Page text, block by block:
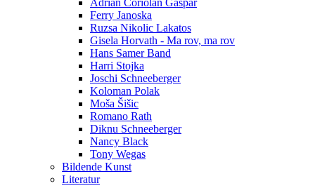
Adrian Coriolan Gaspar
Ferry Janoska
Ruzsa Nikolic Lakatos
Gisela Horvath - Ma rov, ma rov
Hans Samer Band
Harri Stojka
Joschi Schneeberger
Koloman Polak
Moša Šišic
Romano Rath
Diknu Schneeberger
Nancy Black
Tony Wegas
Bildende Kunst
Literatur